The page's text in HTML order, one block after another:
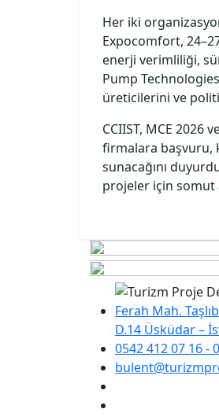
Her iki
Expocomfort,
enerji verimliliği,
Pump
üreticilerini ve
CCIIST, MCE 2026
firmalara başvuru,
sunacağını
projeler için somut
Ferah Mah.
D.14 Üsküdar –
0542 412 07 16 -